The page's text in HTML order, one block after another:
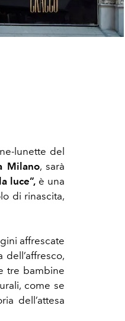
lunette del
Milano, sarà
luce”, è una
di rinascita,
affrescate
tre bambine
come se
dell’attesa